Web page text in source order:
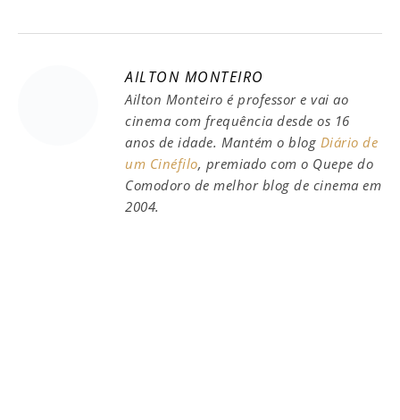
AILTON MONTEIRO
Ailton Monteiro é professor e vai ao
cinema com frequência desde os 16
anos de idade. Mantém o blog Diário de
um Cinéfilo, premiado com o Quepe do
Comodoro de melhor blog de cinema em
2004.